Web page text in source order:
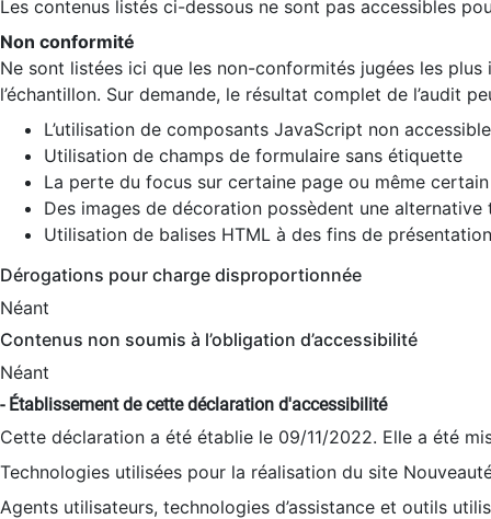
Les contenus listés ci-dessous ne sont pas accessibles
Non conformité
Ne sont listées ici que les non-conformités jugées les
l’échantillon. Sur demande, le résultat complet de l’audit
L’utilisation de composants JavaScript non
Utilisation de champs de formulaire sans étiquette
La perte du focus sur certaine page ou même
Des images de décoration possèdent une alternative
Utilisation de balises HTML à des fins de
Dérogations pour charge disproportionnée
Néant
Contenus non soumis à l’obligation d’accessibilité
Néant
- Établissement de cette déclaration d'accessibilité
Cette déclaration a été établie le 09/11/2022. Elle a été
Technologies utilisées pour la réalisation du site
Agents utilisateurs, technologies d’assistance et outils